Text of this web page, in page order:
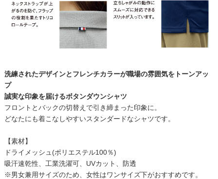
洗練されたデザインとフレンチカラーが職場の雰囲気をトーンアッ
プ
誠実な印象を届けるボタンダウンシャツ
フロントとバックの切替えで引き締まった印象に。
どなたにも着こなしやすいスタンダードなシャツです。
【素材】
ドライメッシュ(ポリエステル100％)
吸汗速乾性、工業洗濯可、UVカット、防透
※男女兼用サイズのため、女性はワンサイズ下がおすすめです。